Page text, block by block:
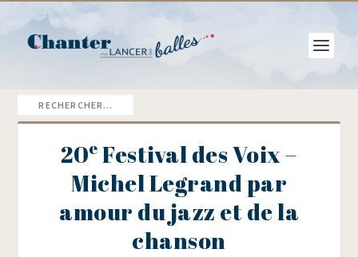
20e Festival des Voix –
Michel Legrand par
amour du jazz et de la
chanson